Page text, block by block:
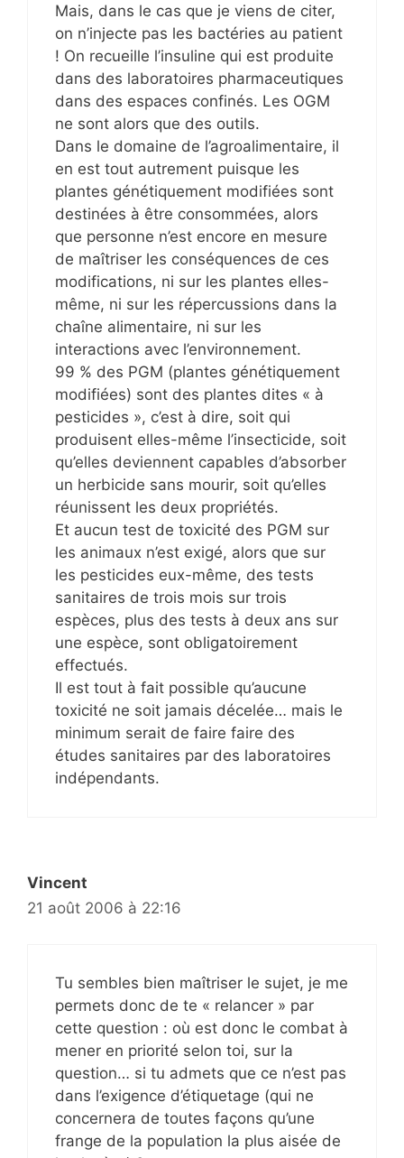
Mais, dans le cas que je viens de citer,
on n’injecte pas les bactéries au patient
! On recueille l’insuline qui est produite
dans des laboratoires pharmaceutiques
dans des espaces confinés. Les OGM
ne sont alors que des outils.
Dans le domaine de l’agroalimentaire, il
en est tout autrement puisque les
plantes génétiquement modifiées sont
destinées à être consommées, alors
que personne n’est encore en mesure
de maîtriser les conséquences de ces
modifications, ni sur les plantes elles-
même, ni sur les répercussions dans la
chaîne alimentaire, ni sur les
interactions avec l’environnement.
99 % des PGM (plantes génétiquement
modifiées) sont des plantes dites « à
pesticides », c’est à dire, soit qui
produisent elles-même l’insecticide, soit
qu’elles deviennent capables d’absorber
un herbicide sans mourir, soit qu’elles
réunissent les deux propriétés.
Et aucun test de toxicité des PGM sur
les animaux n’est exigé, alors que sur
les pesticides eux-même, des tests
sanitaires de trois mois sur trois
espèces, plus des tests à deux ans sur
une espèce, sont obligatoirement
effectués.
Il est tout à fait possible qu’aucune
toxicité ne soit jamais décelée… mais le
minimum serait de faire faire des
études sanitaires par des laboratoires
indépendants.
Vincent
21 août 2006 à 22:16
Tu sembles bien maîtriser le sujet, je me
permets donc de te « relancer » par
cette question : où est donc le combat à
mener en priorité selon toi, sur la
question… si tu admets que ce n’est pas
dans l’exigence d’étiquetage (qui ne
concernera de toutes façons qu’une
frange de la population la plus aisée de